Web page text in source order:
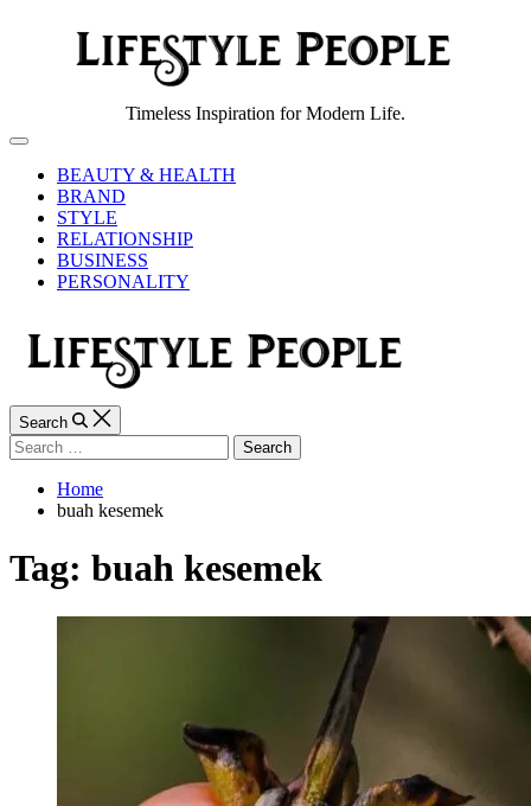
People
Timeless Inspiration for Modern Life.
Off
CanvasBEAUTY & HEALTH
BRAND
STYLE
RELATIONSHIP
BUSINESS
PERSONALITY
Search
Search
for:
Home
buah kesemek
Tag: buah kesemek